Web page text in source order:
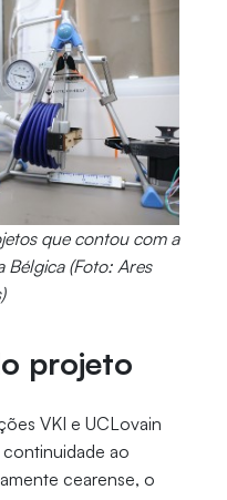
que contou com a
Bélgica (Foto: Ares
projeto
VKI e UCLovain
ao
cearense, o